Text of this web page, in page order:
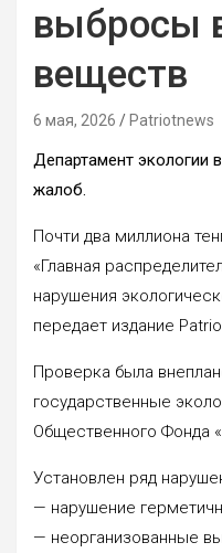
выбросы
веществ
6 мая, 2026 Patriotnews
Департамент экологии
жалоб.
Почти два миллиона
«Главная
нарушения
передает издание
Проверка была
государственные
Общественного Фонда
Установлен ряд
— нарушение
— неорганизованные